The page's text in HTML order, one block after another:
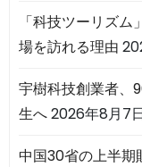
「科技ツーリズ
場を訪れる理由
宇樹科技創業者、
生へ2026年8月7
中国30省の上半